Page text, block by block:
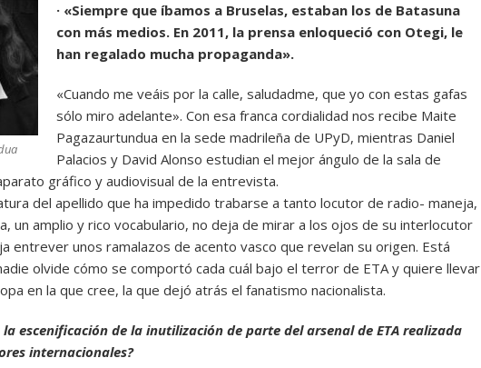
· «Siempre que íbamos a Bruselas, estaban los de Batasuna
con más medios. En 2011, la prensa enloqueció con Otegi, le
han regalado mucha propaganda».
«Cuando me veáis por la calle, saludadme, que yo con estas gafas
sólo miro adelante». Con esa franca cordialidad nos recibe Maite
Pagazaurtundua en la sede madrileña de UPyD, mientras Daniel
Palacios y David Alonso estudian el mejor ángulo de la sala de
gráfico y audiovisual de la entrevista.
del apellido que ha impedido trabarse a tanto locutor de radio- maneja,
un amplio y rico vocabulario, no deja de mirar a los ojos de su interlocutor
entrever unos ramalazos de acento vasco que revelan su origen. Está
olvide cómo se comportó cada cuál bajo el terror de ETA y quiere llevar
en la que cree, la que dejó atrás el fanatismo nacionalista.
la escenificación de la inutilización de parte del arsenal de ETA realizada
internacionales?